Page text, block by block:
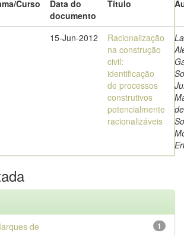
Curso
Data do
documento
Título
15-Jun-2012
Racionalização
na construção
civil:
identificação
de processos
construtivos
potencialmente
racionalizáveis
1
de